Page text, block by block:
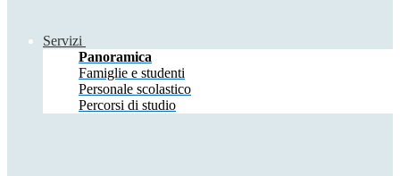
Servizi
Panoramica
Famiglie e studenti
Personale scolastico
Percorsi di studio